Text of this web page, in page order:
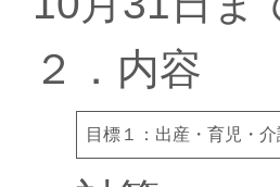
２．内容
目標１：出産・育児・